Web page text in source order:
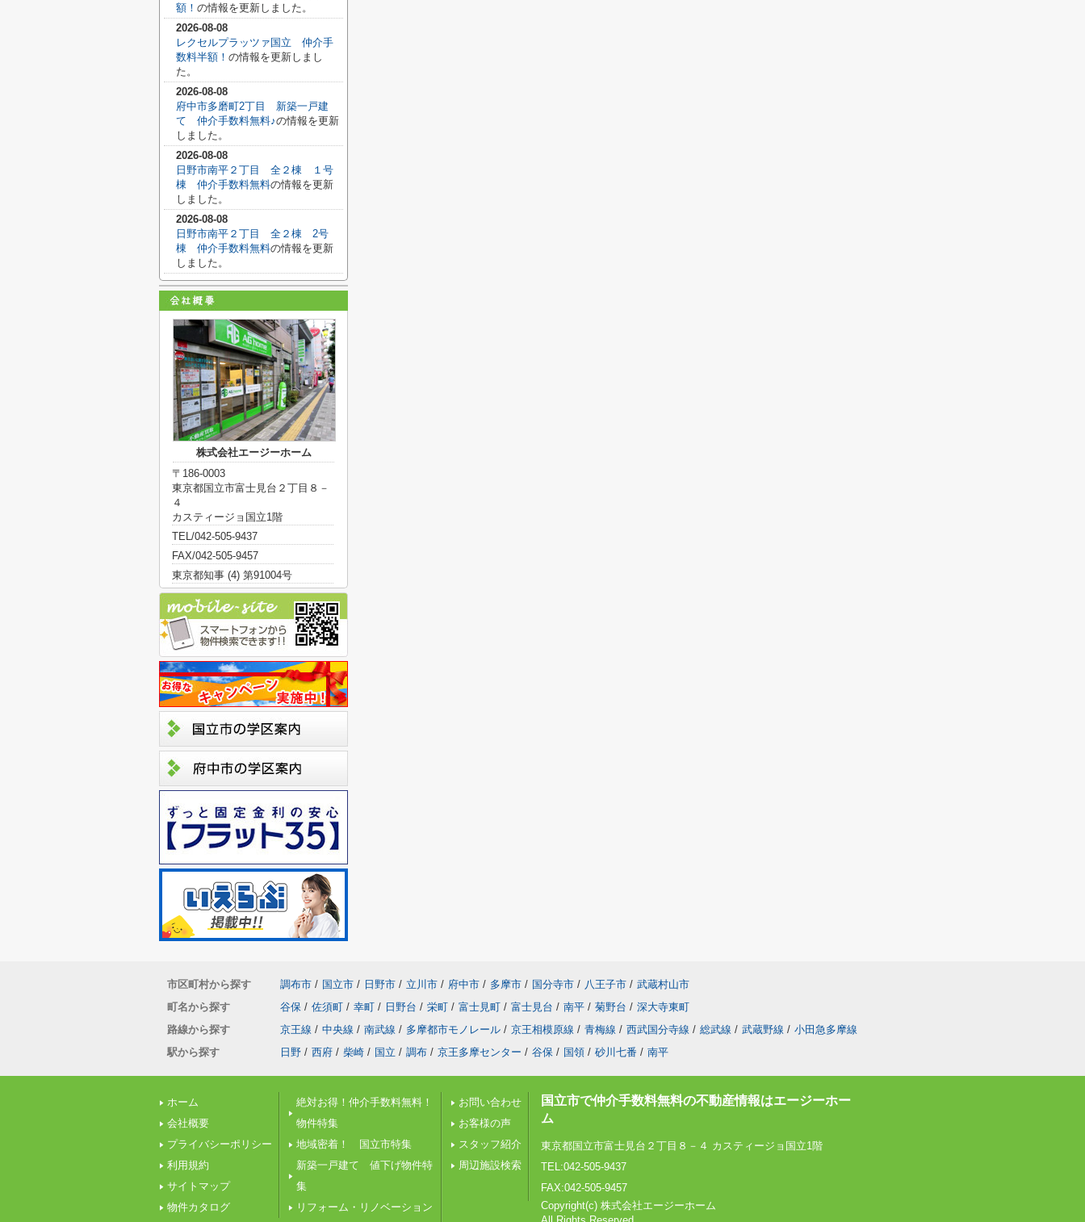
額！ の情報を更新しました。
2026-08-08
レクセルプラッツァ国立 仲介手
数料半額！ の情報を更新しまし
た。
2026-08-08
府中市多磨町2丁目 新築一戸建
て 仲介手数料無料♪の情報を更新
しました。
2026-08-08
日野市南平２丁目 全２棟 １号
棟 仲介手数料無料の情報を更新
しました。
2026-08-08
日野市南平２丁目 全２棟 2号
棟 仲介手数料無料の情報を更新
しました。
株式会社エージーホーム
〒186-0003
東京都国立市富士見台２丁目８－
４
カスティージョ国立1階
TEL/042-505-9437
FAX/042-505-9457
東京都知事 (4) 第91004号
市区町村から探す 調布市 / 国立市 / 日野市 / 立川市 / 府中市 / 多摩市 / 国分寺市 / 八王子市 / 武蔵村山市
町名から探す
谷保 / 佐須町 / 幸町 / 日野台 / 栄町 / 富士見町 / 富士見台 / 南平 / 菊野台 / 深大寺東町
路線から探す
京王線 / 中央線 / 南武線 / 多摩都市モノレール / 京王相模原線 / 青梅線 / 西武国分寺線 / 総武線 / 武蔵野線 / 小田急多摩線
駅から探す
日野 / 西府 / 柴崎 / 国立 / 調布 / 京王多摩センター / 谷保 / 国領 / 砂川七番 / 南平
ホーム
会社概要
プライバシーポリシー
利用規約
サイトマップ
物件カタログ
絶対お得！仲介手数料無料！
物件特集
地域密着！ 国立市特集
新築一戸建て 値下げ物件特
集
リフォーム・リノベーション
お問い合わせ
お客様の声
スタッフ紹介
周辺施設検索
国立市で仲介手数料無料の不動産情報はエージーホー
ム
東京都国立市富士見台２丁目８－４ カスティージョ国立1階
TEL:042-505-9437
FAX:042-505-9457
Copyright(c) 株式会社エージーホーム